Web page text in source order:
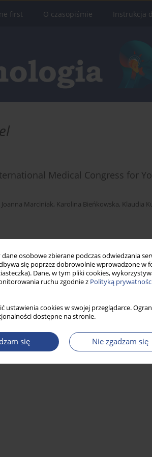
osobowe zbierane podczas odwiedzania
się poprzez dobrowolnie wprowadzone w
Dane, w tym pliki cookies,
ruchu zgodnie z Polityką
ustawienia cookies w swojej przeglądarce.
dostępne na stronie.
się Nie zgadzam się
first O czasopiśmie Instrukcja
Medical Congress for
Joanna Marciniak, Karolina Bieńkowska, Klaudia